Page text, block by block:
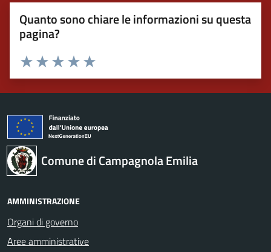
Quanto sono chiare le informazioni su questa
pagina?
Valuta 5 stelle su 5
Valuta 4 stelle su 5
Valuta 3 stelle su 5
Valuta 2 stelle su 5
Valuta 1 stelle su 5
Comune di Campagnola Emilia
AMMINISTRAZIONE
Organi di governo
Aree amministrative